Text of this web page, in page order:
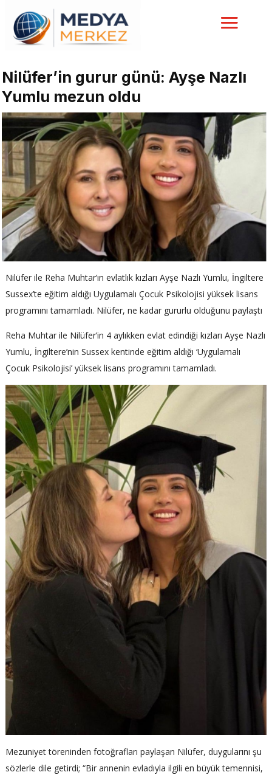
Nilüfer’in gurur günü: Ayşe Nazlı
Yumlu mezun oldu
Nilüfer ile Reha Muhtar’ın evlatlık kızları Ayşe Nazlı Yumlu, İngiltere
Sussex’te eğitim aldığı Uygulamalı Çocuk Psikolojisi yüksek lisans
programını tamamladı. Nilüfer, ne kadar gururlu olduğunu paylaştı
Reha Muhtar ile Nilüfer’in 4 aylıkken evlat edindiği kızları Ayşe Nazlı
Yumlu, İngiltere’nin Sussex kentinde eğitim aldığı ‘Uygulamalı
Çocuk Psikolojisi’ yüksek lisans programını tamamladı.
Mezuniyet töreninden fotoğrafları paylaşan Nilüfer, duygularını şu
sözlerle dile getirdi; “Bir annenin evladıyla ilgili en büyük temennisi,